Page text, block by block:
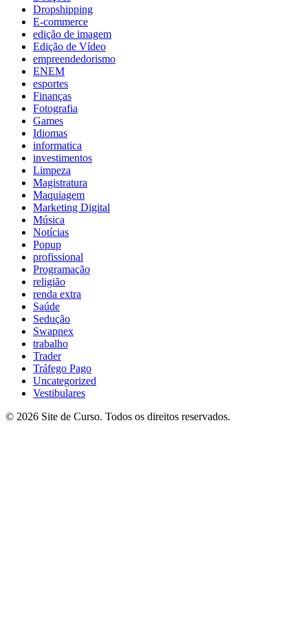
Dropshipping
E-commerce
edição de imagem
Edição de Vídeo
empreendedorismo
ENEM
esportes
Finanças
Fotografia
Games
Idiomas
informatica
investimentos
Limpeza
Magistratura
Maquiagem
Marketing Digital
Música
Notícias
Popup
profissional
Programação
religião
renda extra
Saúde
Sedução
Swapnex
trabalho
Trader
Tráfego Pago
Uncategorized
Vestibulares
© 2026 Site de Curso. Todos os direitos reservados.